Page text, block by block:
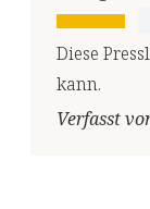
Diese
kann.
Verfasst